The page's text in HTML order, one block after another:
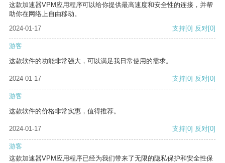
这款加速器VPM应用程序可以给你提供最高速度和安全性的连接，并帮
助你在网络上自由移动。
2024-01-17
支持[0] 反对[0]
游客
这款软件的功能非常强大，可以满足我日常使用的需求。
2024-01-17 支持[0] 反对[0]
游客
这款软件的价格非常实惠，值得推荐。
2024-01-17 支持[0] 反对[0]
游客
这款加速器VPM应用程序已经为我们带来了无限的隐私保护和安全性保